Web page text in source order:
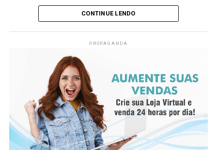
memória de todos os envolvidos.
corporativos, sempre imprimindo identidade, estilo e
CONTINUE LENDO
PROPAGANDA